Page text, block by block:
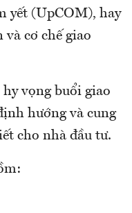
yết (UpCOM), hay
cơ chế giao
vọng buổi giao
hướng và cung
cho nhà đầu tư.